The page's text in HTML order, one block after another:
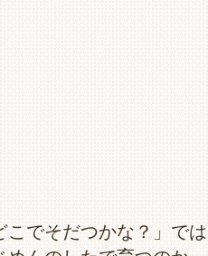
こでそだつかな？」では